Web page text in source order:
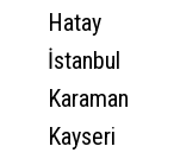
Hatay
İstanbul
Karaman
Kayseri